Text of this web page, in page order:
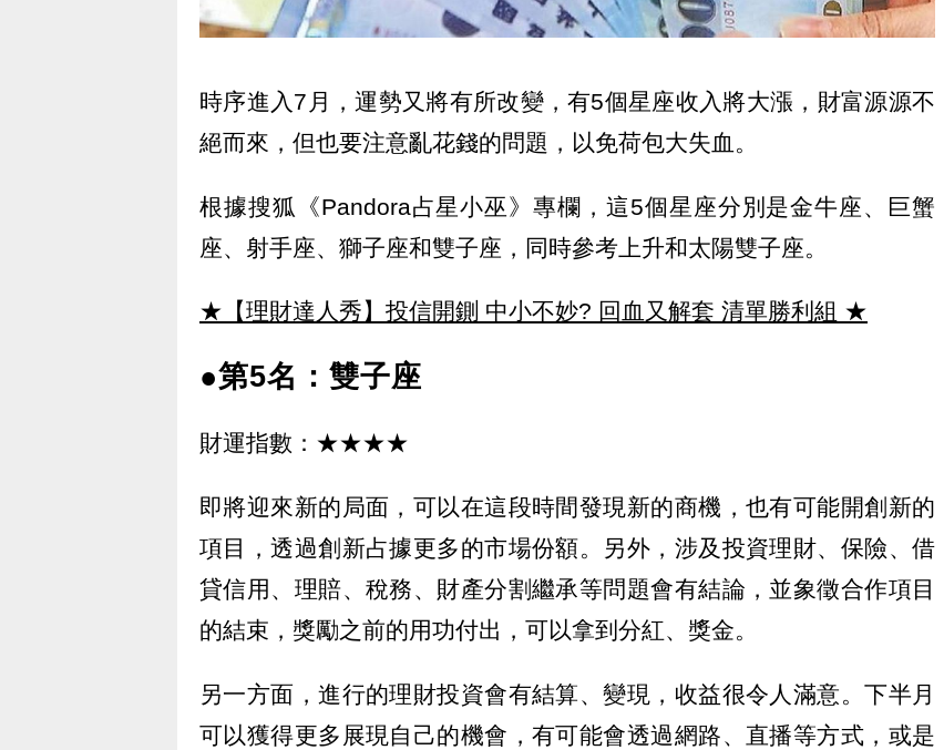
時序進入7月，運勢又將有所改變，有5個星座收入將大漲，財富源源不
絕而來，但也要注意亂花錢的問題，以免荷包大失血。
根據搜狐《Pandora占星小巫》專欄，這5個星座分別是金牛座、巨蟹
座、射手座、獅子座和雙子座，同時參考上升和太陽雙子座。
★【理財達人秀】投信開鍘 中小不妙? 回血又解套 清單勝利組 ★
●第5名：雙子座
財運指數：★★★★
即將迎來新的局面，可以在這段時間發現新的商機，也有可能開創新的
項目，透過創新占據更多的市場份額。另外，涉及投資理財、保險、借
貸信用、理賠、稅務、財產分割繼承等問題會有結論，並象徵合作項目
的結束，獎勵之前的用功付出，可以拿到分紅、獎金。
另一方面，進行的理財投資會有結算、變現，收益很令人滿意。下半月
可以獲得更多展現自己的機會，有可能會透過網路、直播等方式，或是